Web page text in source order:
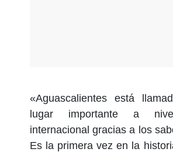
«Aguascalientes está
lugar importante a
internacional gracias a los
Es la primera vez en la